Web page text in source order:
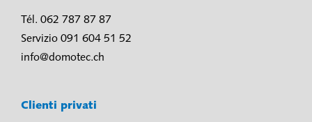
Tél. 062 787 87 87
Servizio 091 604 51 52
info@domotec.ch
Clienti privati